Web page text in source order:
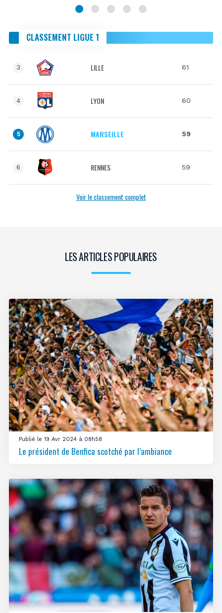
CLASSEMENT LIGUE 1
3 LILLE 61
4 LYON 60
5 MARSEILLE 59
6 RENNES 59
Voir le classement complet
LES ARTICLES POPULAIRES
Publié le 19 Avr 2024 à 08h58
Le président de Benfica scotché par l’ambiance